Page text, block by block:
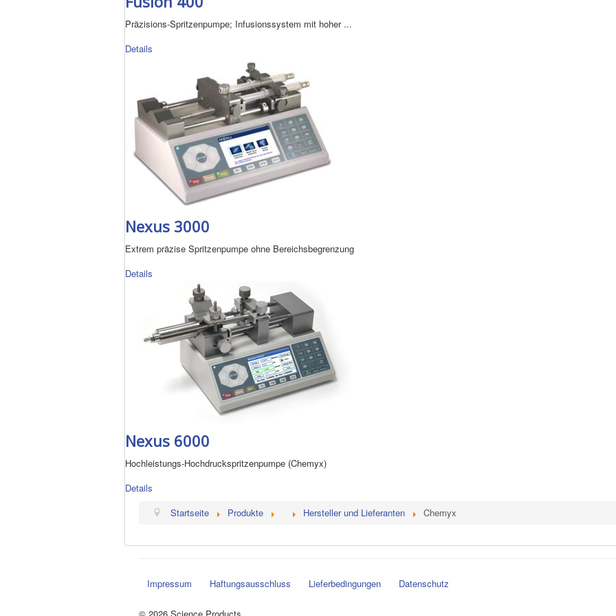
Präzisions-Spritzenpumpe; Infusionssystem mit hoher ...
Details
Nexus 3000
Extrem präzise Spritzenpumpe ohne Bereichsbegrenzung
Details
Nexus 6000
Hochleistungs-Hochdruckspritzenpumpe (Chemyx)
Details
Startseite
Produkte Hersteller und Lieferanten Chemyx
Impressum Haftungsausschluss Lieferbedingungen Datenschutz